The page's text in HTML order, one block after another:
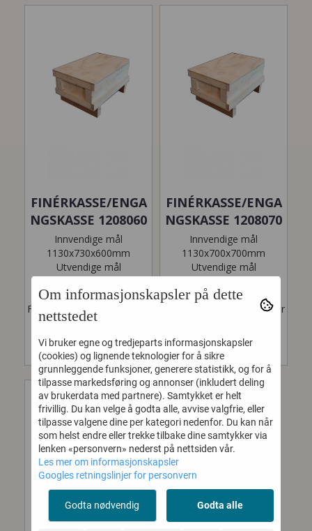
FINÉRKASSE/ENGA
NGSKASSE 1208060
Innvendige mål
1130x730x600mm
Utvendige mål
1200x800x724 med
labanker Solide
Finerkasser/Engangskasser
bygget i...
FINÉRKASSE/ENGA
NGSKASSE 1208070
Innvendige mål
1130x700x700mm
Utvendige mål
1200x800x824 med
labanker Solide
Finerkasser/Engangskasser
Om informasjonskapsler på dette
nettstedet
Vi bruker egne og tredjeparts informasjonskapsler
(cookies) og lignende teknologier for å sikre
grunnleggende funksjoner, generere statistikk, og for å
tilpasse markedsføring og annonser (inkludert deling
av brukerdata med partnere). Samtykket er helt
frivillig. Du kan velge å godta alle, avvise valgfrie, eller
tilpasse valgene dine per kategori nedenfor. Du kan når
som helst endre eller trekke tilbake dine samtykker via
lenken «personvern» nederst på nettsiden vår.
Les mer om informasjonskapsler
Googles retningslinjer for personvern
Godta nødvendig Godta alle